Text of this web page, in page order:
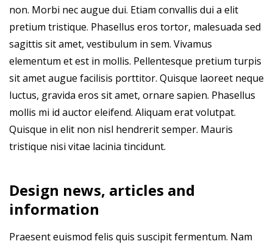
non. Morbi nec augue dui. Etiam convallis dui a elit
pretium tristique. Phasellus eros tortor, malesuada sed
sagittis sit amet, vestibulum in sem. Vivamus
elementum et est in mollis. Pellentesque pretium turpis
sit amet augue facilisis porttitor. Quisque laoreet neque
luctus, gravida eros sit amet, ornare sapien. Phasellus
mollis mi id auctor eleifend. Aliquam erat volutpat.
Quisque in elit non nisl hendrerit semper. Mauris
tristique nisi vitae lacinia tincidunt.
Design news, articles and
information
Praesent euismod felis quis suscipit fermentum. Nam